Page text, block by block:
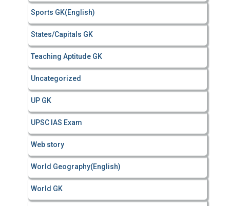
Sports GK(English)
States/Capitals GK
Teaching Aptitude GK
Uncategorized
UP GK
UPSC IAS Exam
Web story
World Geography(English)
World GK